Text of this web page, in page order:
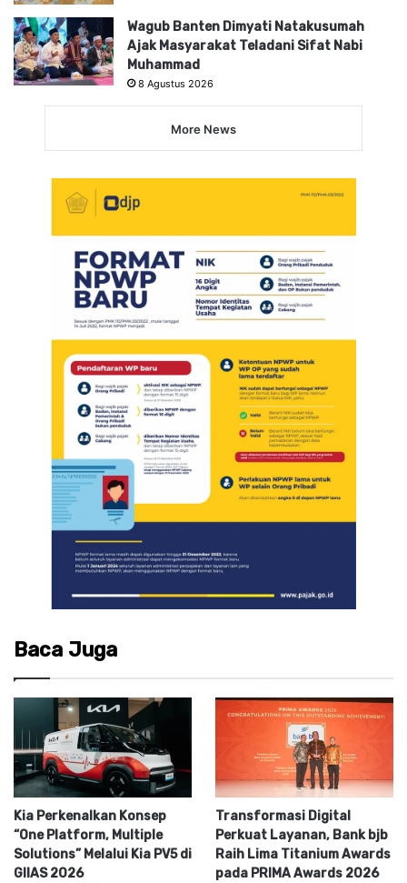
Wagub Banten Dimyati Natakusumah
Ajak Masyarakat Teladani Sifat Nabi
Muhammad
8 Agustus 2026
More News
Baca Juga
Kia Perkenalkan Konsep
“One Platform, Multiple
Solutions” Melalui Kia PV5 di
GIIAS 2026
Transformasi Digital
Perkuat Layanan, Bank bjb
Raih Lima Titanium Awards
pada PRIMA Awards 2026